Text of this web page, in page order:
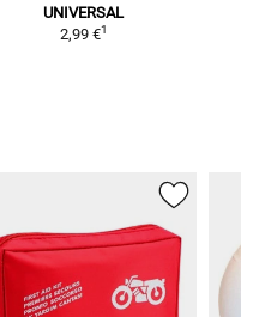
UNIVERSAL
2,99 €1